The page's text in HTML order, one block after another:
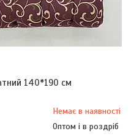
140*190 см
Немає в наявності
Оптом і в роздріб